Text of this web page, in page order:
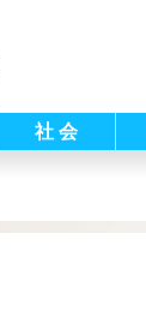
社 会